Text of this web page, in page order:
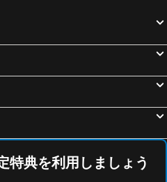
Strallegg, spa hotels
ラーバ, spa hotels
特典を利用しましょう